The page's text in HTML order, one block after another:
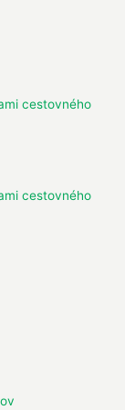
cestovného
cestovného